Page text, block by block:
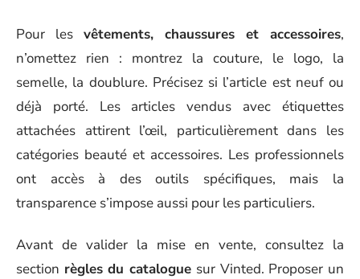
Pour les vêtements, chaussures et accessoires,
n’omettez rien : montrez la couture, le logo, la
semelle, la doublure. Précisez si l’article est neuf ou
déjà porté. Les articles vendus avec étiquettes
attachées attirent l’œil, particulièrement dans les
catégories beauté et accessoires. Les professionnels
ont accès à des outils spécifiques, mais la
transparence s’impose aussi pour les particuliers.
Avant de valider la mise en vente, consultez la
section règles du catalogue sur Vinted. Proposer un